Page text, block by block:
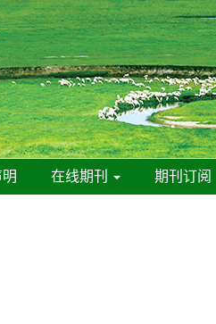
在线期刊 期刊订阅